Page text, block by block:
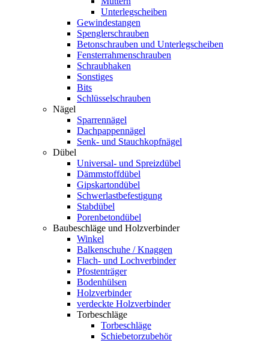
Unterlegscheiben
Gewindestangen
Spenglerschrauben
Betonschrauben und Unterlegscheiben
Fensterrahmenschrauben
Schraubhaken
Sonstiges
Bits
Schlüsselschrauben
Nägel
Sparrennägel
Dachpappennägel
Senk- und Stauchkopfnägel
Dübel
Universal- und Spreizdübel
Dämmstoffdübel
Gipskartondübel
Schwerlastbefestigung
Stabdübel
Porenbetondübel
Baubeschläge und Holzverbinder
Winkel
Balkenschuhe / Knaggen
Flach- und Lochverbinder
Pfostenträger
Bodenhülsen
Holzverbinder
verdeckte Holzverbinder
Torbeschläge
Torbeschläge
Schiebetorzubehör